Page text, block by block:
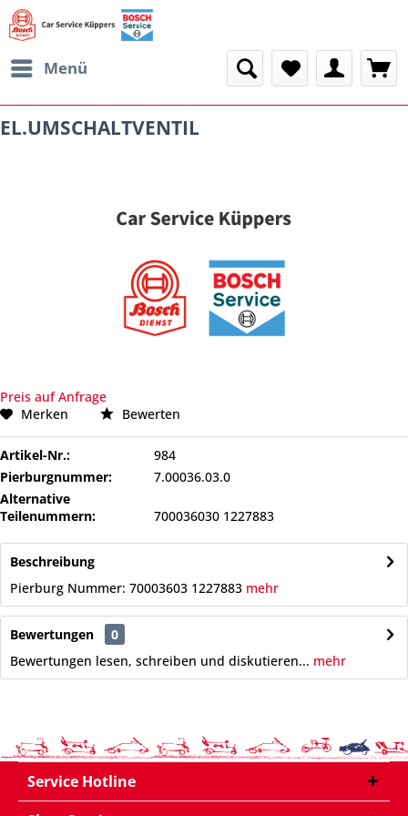
Menü
EL.UMSCHALTVENTIL
Preis auf Anfrage
Merken
Bewerten
Artikel-Nr.:
984
Pierburgnummer:
7.00036.03.0
Alternative
Teilenummern:
700036030 1227883
Beschreibung
Pierburg Nummer: 70003603 1227883 mehr
Bewertungen
0
Bewertungen lesen, schreiben und diskutieren... mehr
Service Hotline